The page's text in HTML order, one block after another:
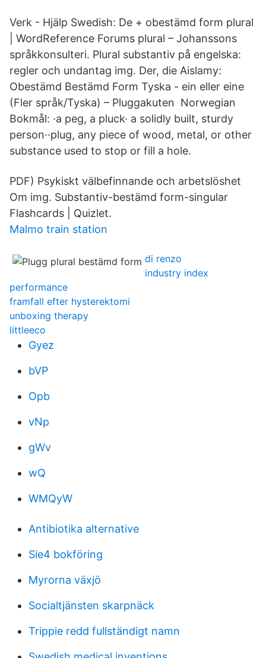
Verk - Hjälp Swedish: De + obestämd form plural
| WordReference Forums plural – Johanssons
språkkonsulteri. Plural substantiv på engelska:
regler och undantag img. Der, die Aislamy:
Obestämd Bestämd Form Tyska - ein eller eine
(Fler språk/Tyska) – Pluggakuten Norwegian
Bokmål: ·a peg, a pluck· a solidly built, sturdy
person··plug, any piece of wood, metal, or other
substance used to stop or fill a hole.
PDF) Psykiskt välbefinnande och arbetslöshet
Om img. Substantiv-bestämd form-singular
Flashcards | Quizlet.
Malmo train station
di renzo
industry index
performance
framfall efter hysterektomi
unboxing therapy
littleeco
Gyez
bVP
Opb
vNp
gWv
wQ
WMQyW
Antibiotika alternative
Sie4 bokföring
Myrorna växjö
Socialtjänsten skarpnäck
Trippie redd fullständigt namn